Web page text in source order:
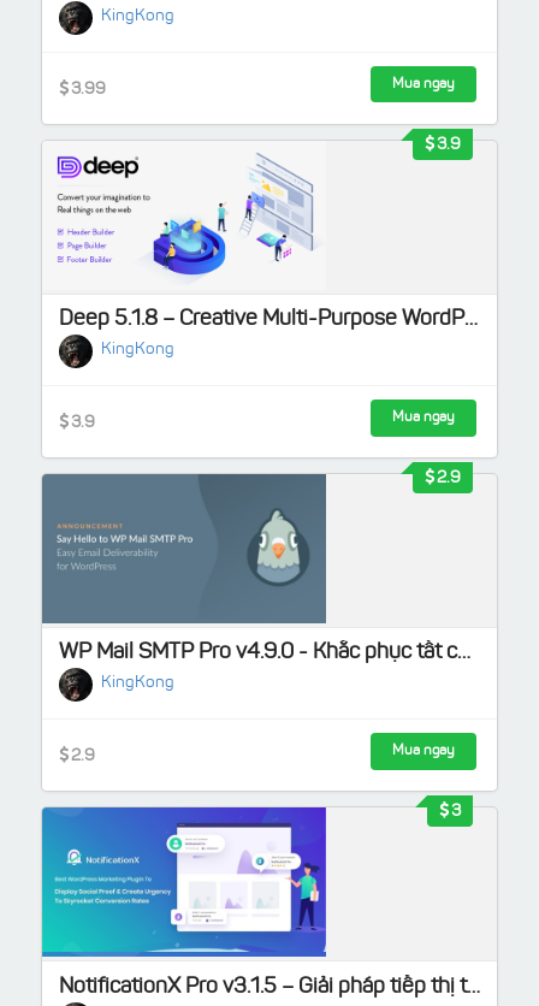
KingKong
3.99 Mua ngay
Deep 5.1.8 – Creative Multi-Purpose WordPress Theme
KingKong
3.9 Mua ngay
3.9
WP Mail SMTP Pro v4.9.0 - Khắc phục tất cả các vấn đề về WordPress không gửi được email
KingKong
2.9 Mua ngay
2.9
NotificationX Pro v3.1.5 – Giải pháp tiếp thị tốt nhất cho website WordPress của bạn
3